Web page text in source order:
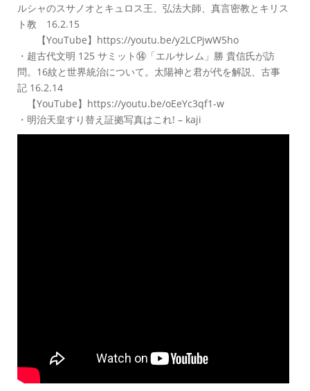
ルシャのスサノオとキュロス王、弘法大師、真言密教とキリス
ト教 16.2.15
【YouTube】https://youtu.be/y2LCPjwW5ho
・超古代文明 125 サミット⑭「エルサレム」勝 貴信氏が訪
問。16紋と世界統治について。太陽神と君が代を解説、古事
記 16.2.14
【YouTube】https://youtu.be/oEeYc3qf1-w
・明治天皇すり替え証拠写真はこれ! – kaji